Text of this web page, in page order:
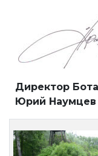
Директор
Юрий Наумцев